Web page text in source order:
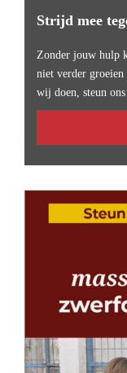
Strijd mee
Zonder jouw hulp
niet verder groeien
wij doen, steun